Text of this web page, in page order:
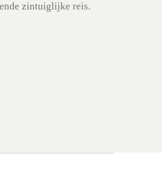
zintuiglijke reis.